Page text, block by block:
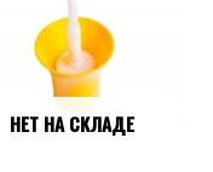
НЕТ НА СКЛАДЕ